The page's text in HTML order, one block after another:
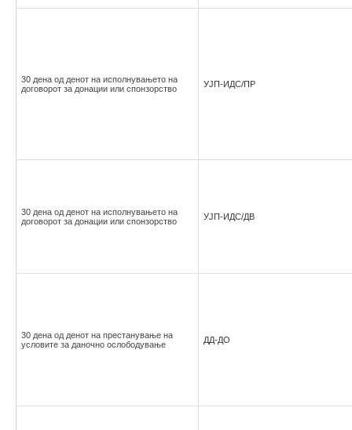
30 дена од денот на исполнувањето на
договорот за донации или спонзорство
УЈП-ИДС/ПР
30 дена од денот на исполнувањето на
договорот за донации или спонзорство
УЈП-ИДС/ДВ
30 дена од денот на престанување на
условите за даночно ослободување
ДД-ДО